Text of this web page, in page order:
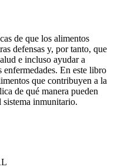
de que los alimentos
defensas y, por tanto, que
e incluso ayudar a
En este libro
que contribuyen a la
de qué manera pueden
sistema inmunitario.